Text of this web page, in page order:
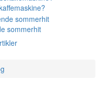
sommerhit